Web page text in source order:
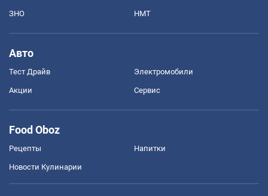
ЗНО НМТ
Авто
Тест Драйв Электромобили
Акции Сервис
Food Oboz
Рецепты Напитки
Новости Кулинарии